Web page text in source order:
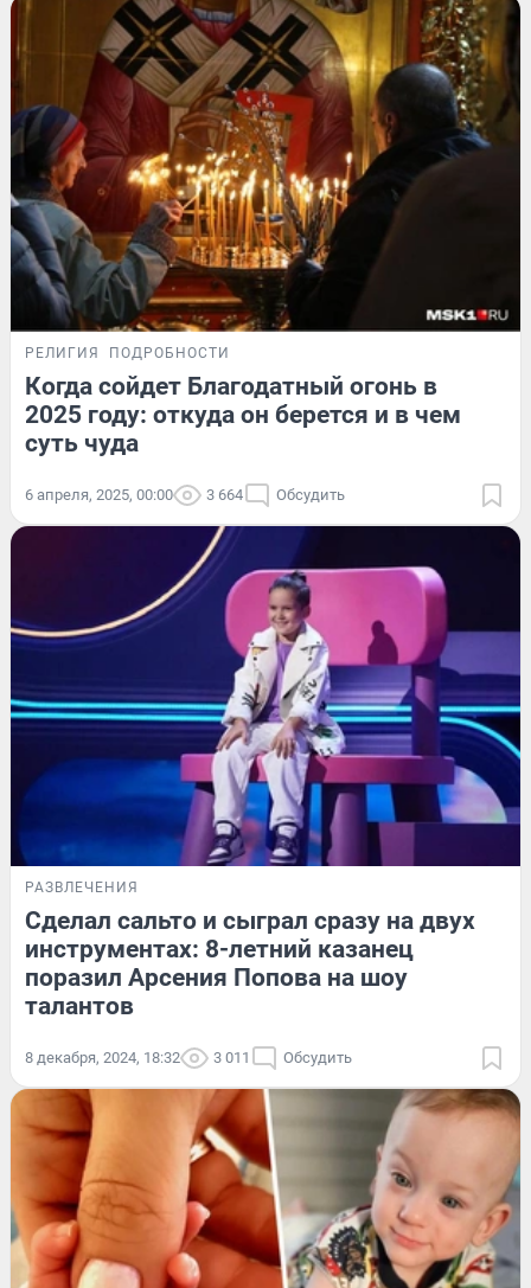
РЕЛИГИЯ ПОДРОБНОСТИ
Когда сойдет Благодатный огонь в
2025 году: откуда он берется и в чем
суть чуда
6 апреля, 2025, 00:00 3 664 Обсудить
РАЗВЛЕЧЕНИЯ
Сделал сальто и сыграл сразу на двух
инструментах: 8-летний казанец
поразил Арсения Попова на шоу
талантов
8 декабря, 2024, 18:32 3 011 Обсудить